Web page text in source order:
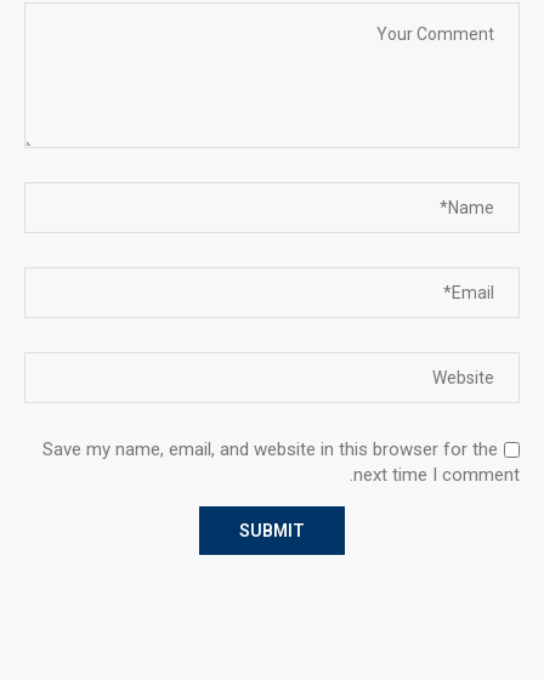
Save my name, email, and website in this browser for the
next time I comment.